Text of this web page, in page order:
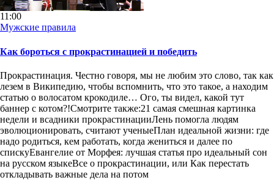
11:00
Мужские правила
Как бороться с прокрастинацией и победить
Прокрастинация. Честно говоря, мы не любим это слово, так как
лезем в Википедию, чтобы вспомнить, что это такое, а находим
статью о волосатом крокодиле… Ого, ты видел, какой тут
баннер с котом?!Смотрите также:21 самая смешная картинка
недели и всадники прокрастинацииЛень помогла людям
эволюционировать, считают ученыеПлан идеальной жизни: где
надо родиться, кем работать, когда жениться и далее по
спискуЕвангелие от Морфея: лучшая статья про идеальный сон
на русском языкеВсе о прокрастинации, или Как перестать
откладывать важные дела на потом